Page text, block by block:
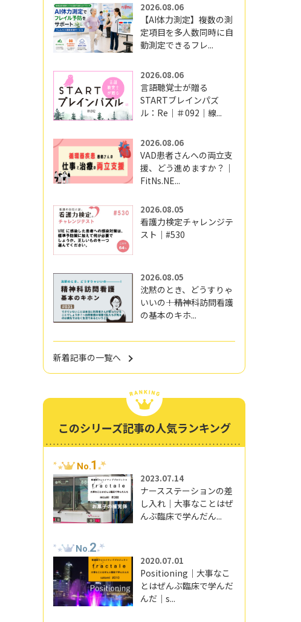
2026.08.06
【AI体力測定】複数の測
定項目を多人数同時に自
動測定できるフレ...
2026.08.06
言語聴覚士が贈る
STARTブレインパズ
ル：Re｜＃092｜線...
2026.08.06
VAD患者さんへの両立支
援、どう進めますか？｜
FitNs.NE...
2026.08.05
看護力検定チャレンジテ
スト｜#530
2026.08.05
沈黙のとき、どうすりゃ
いいの―――！精神科訪問看護
の基本のキホ...
新着記事の一覧へ
このシリーズ記事の人気ランキング
No.1
2023.07.14
ナースステーションの差
し入れ｜大事なことはぜ
んぶ臨床で学んだん...
No.2
2020.07.01
Positioning｜大事なこ
とはぜんぶ臨床で学んだ
んだ｜s...